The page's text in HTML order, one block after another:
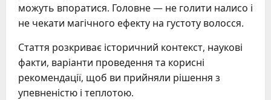
можуть впоратися. Головне — не голити налисо і
не чекати магічного ефекту на густоту волосся.
Стаття розкриває історичний контекст, наукові
факти, варіанти проведення та корисні
рекомендації, щоб ви прийняли рішення з
упевненістю і теплотою.